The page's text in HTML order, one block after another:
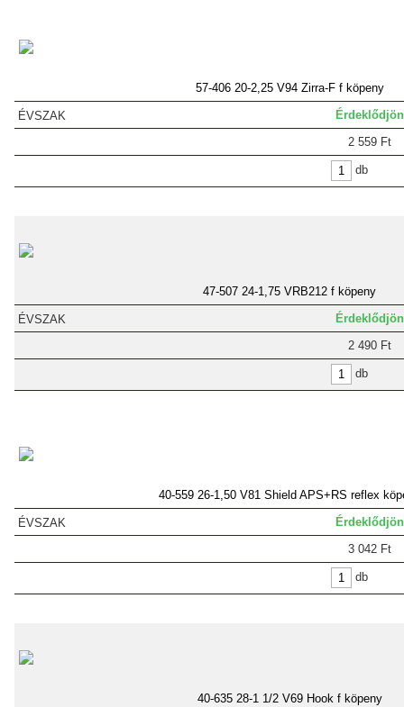
57-406 20-2,25 V94 Zirra-F f köpeny
Érdeklődjön
2 559 Ft
db
47-507 24-1,75 VRB212 f köpeny
Érdeklődjön
2 490 Ft
db
40-559 26-1,50 V81 Shield APS+RS reflex
Érdeklődjön
3 042 Ft
db
40-635 28-1 1/2 V69 Hook f köpeny